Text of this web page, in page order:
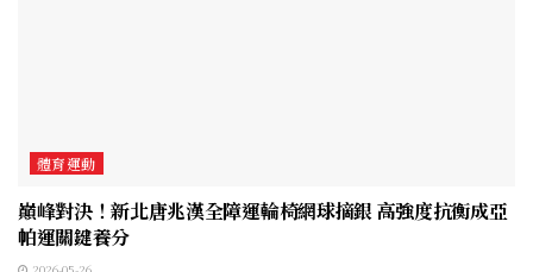
體育運動
巔峰對決！新北唐兆漢全障運輪椅網球摘銀 高強度抗衡成亞
帕運關鍵養分